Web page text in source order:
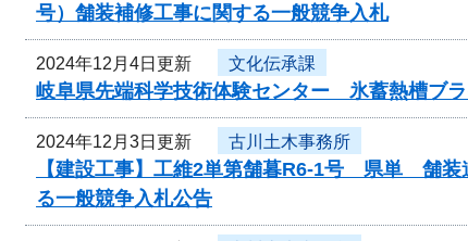
号）舗装補修工事に関する一般競争入札
2024年12月4日更新 文化伝承課
岐阜県先端科学技術体験センター 氷蓄熱槽ブ
2024年12月3日更新 古川土木事務所
【建設工事】工維2単第舗暮R6-1号 県単 舗装
る一般競争入札公告